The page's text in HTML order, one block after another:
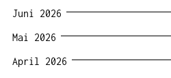
Juni 2026
Mai 2026
April 2026